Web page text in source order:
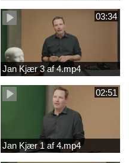
03:34
Jan Kjær 3 af 4.mp4
02:51
Jan Kjær 1 af 4.mp4